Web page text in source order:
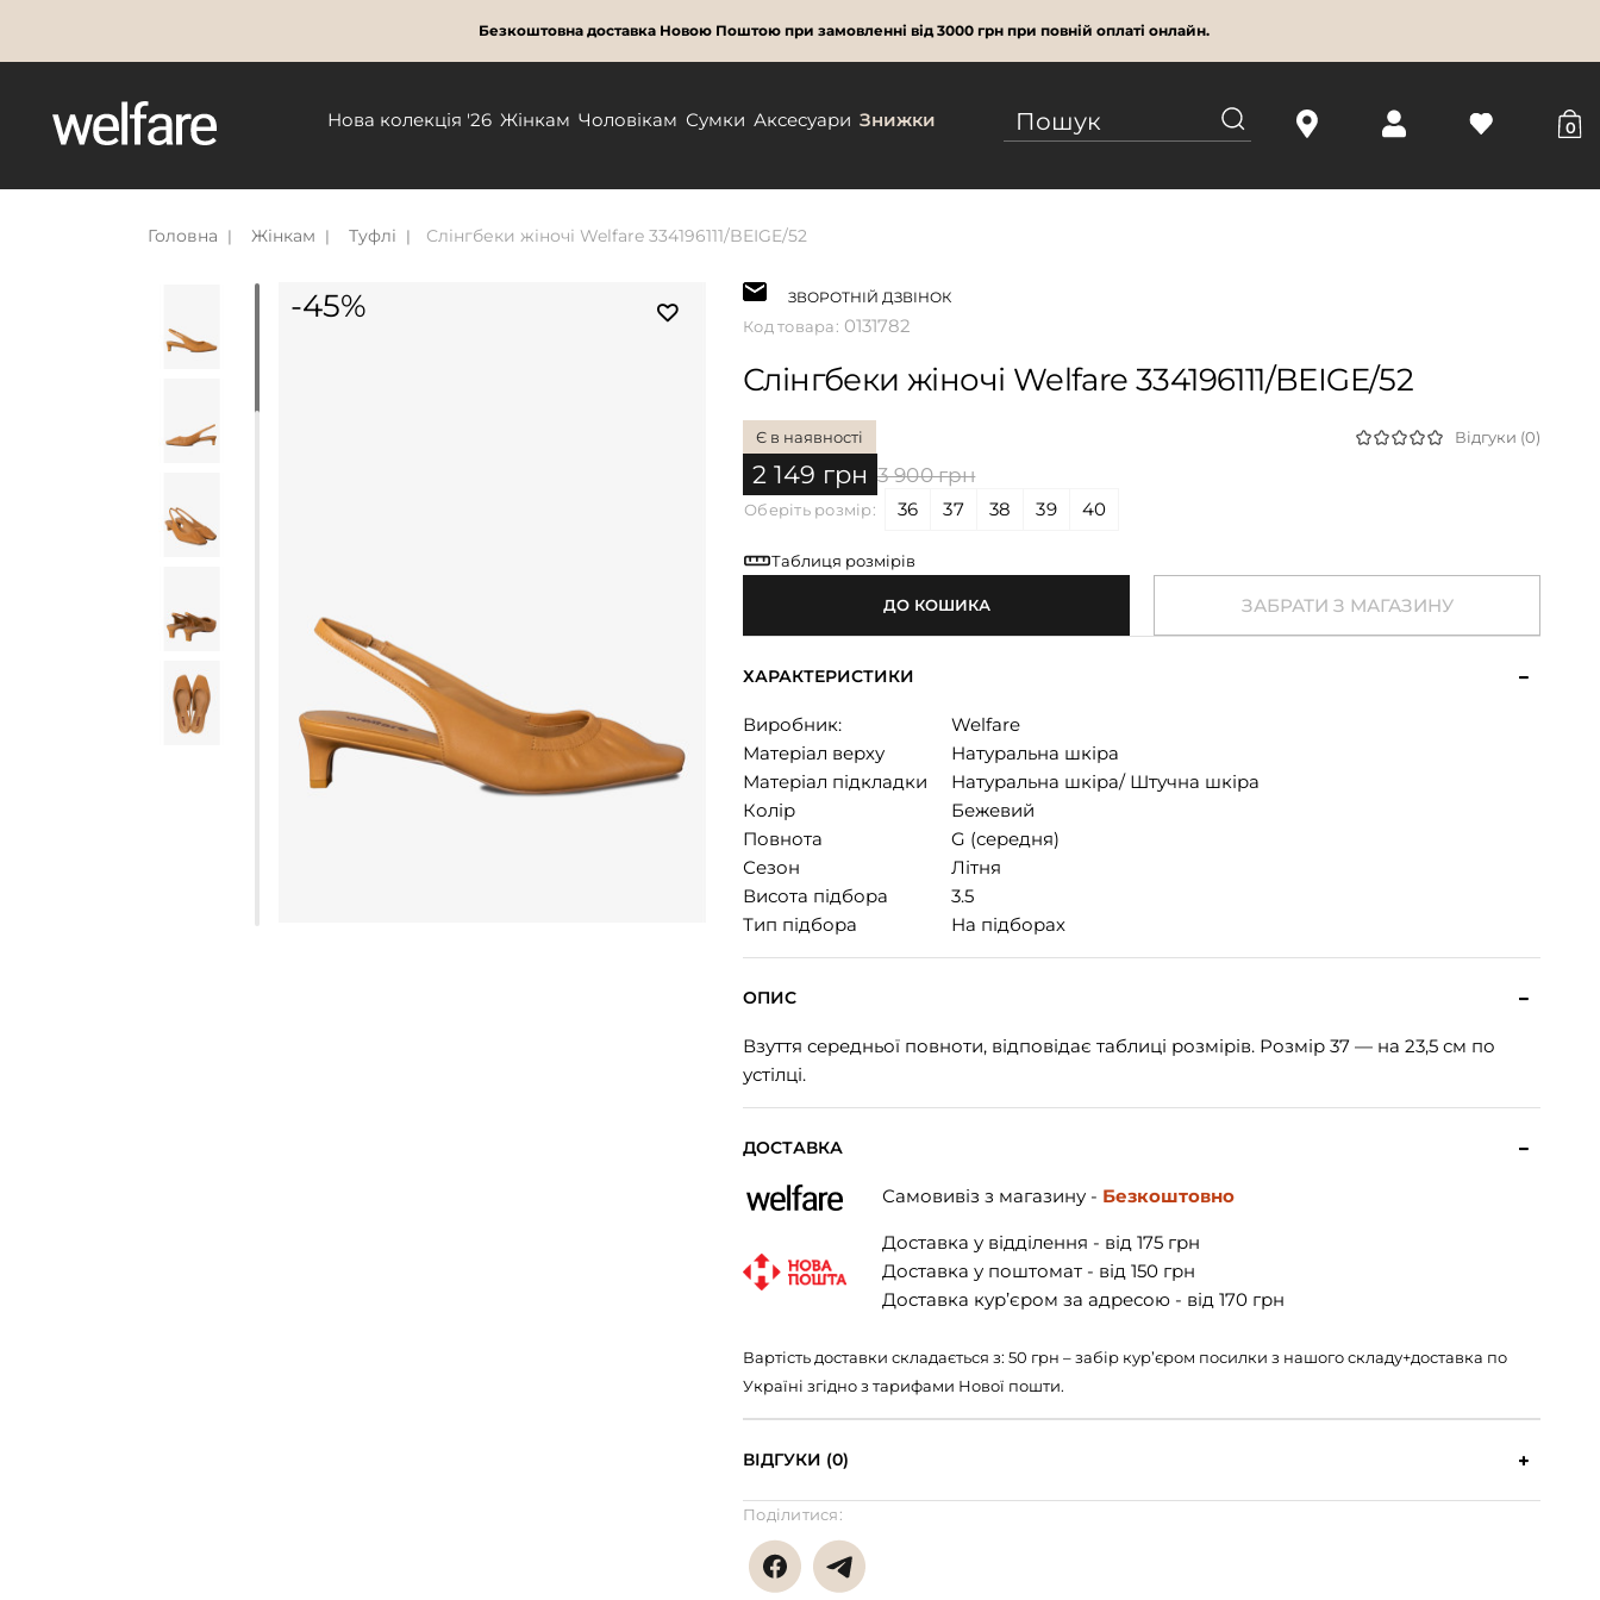
Безкоштовна доставка Новою Поштою при замовленні від 3000 грн при повній оплаті онлайн.
Нова колекція '26 Жінкам Чоловікам Сумки Аксесуари Знижки 0
Головна Жінкам Туфлі Слінгбеки жіночі Welfare 334196111/BEIGE/52
-45% ЗВОРОТНІЙ ДЗВІНОК
Код товара: 0131782
Слінгбеки жіночі Welfare 334196111/BEIGE/52
Є в наявності Відгуки (0)
Оберіть розмір: 36 37 38 39 40
Таблиця розмірів
2 149 грн 3 900 грн
ДО КОШИКА ЗАБРАТИ З МАГАЗИНУ
ХАРАКТЕРИСТИКИ
Виробник:
Welfare
Матеріал верху
Натуральна шкіра
Матеріал підкладки
Натуральна шкіра/ Штучна шкіра
Колір
Бежевий
Повнота
G (середня)
Сезон
Літня
Висота підбора
3.5
Тип підбора
На підборах
ОПИС
Взуття середньої повноти, відповідає таблиці розмірів. Розмір 37 — на 23,5 см по
устілці.
ДОСТАВКА
Самовивіз з магазину - Безкоштовно
Доставка у відділення - від 175 грн
Доставка у поштомат - від 150 грн
Доставка кур’єром за адресою - від 170 грн
Вартість доставки складається з: 50 грн – забір кур’єром посилки з нашого складу+доставка по
Україні згідно з тарифами Нової пошти.
ВІДГУКИ (0)
Поділитися: